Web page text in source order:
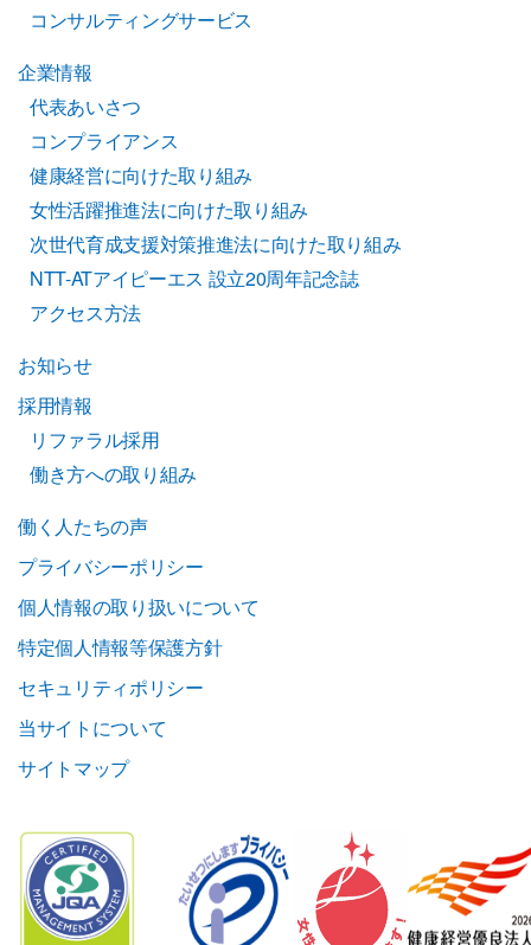
コンサルティングサービス
企業情報
代表あいさつ
コンプライアンス
健康経営に向けた取り組み
女性活躍推進法に向けた取り組み
次世代育成支援対策推進法に向けた取り組み
NTT-ATアイピーエス 設立20周年記念誌
アクセス方法
お知らせ
採用情報
リファラル採用
働き方への取り組み
働く人たちの声
プライバシーポリシー
個人情報の取り扱いについて
特定個人情報等保護方針
セキュリティポリシー
当サイトについて
サイトマップ